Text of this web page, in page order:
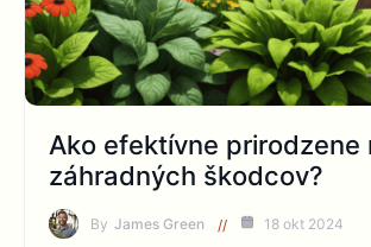
Ako efektívne prirodzene
záhradných škodcov?
By James Green 18 okt 2024